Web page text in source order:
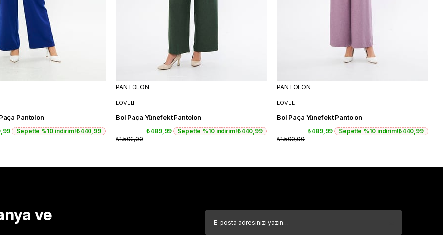
Pantolon
Sepette %10 indirim!₺440,99
PANTOLON
LOVELF
Bol Paça Yünefekt Pantolon
₺489,99 Sepette %10 indirim!₺440,99
₺1.500,00
PANTOLON
LOVELF
Bol Paça Yünefekt Pantolon
₺489,99 Sepette %10 indirim!₺440,99
₺1.500,00
ve